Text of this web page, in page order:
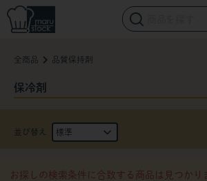
全商品 品質保持剤
保冷剤
並び替え
お探しの検索条件に合致する商品は見つかり